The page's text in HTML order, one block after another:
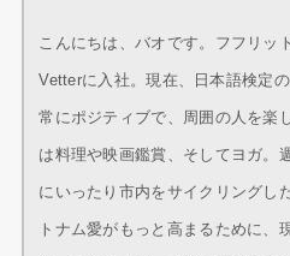
こんにちは、バオです。フフリッ
Vetterに入社。現在、日本語検定
常にポジティブで、周囲の人を楽
は料理や映画鑑賞、そしてヨガ。
にいったり市内をサイクリングし
トナム愛がもっと高まるために、